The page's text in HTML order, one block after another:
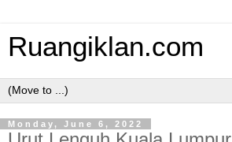
Ruangiklan.com
Monday, June 6, 2022